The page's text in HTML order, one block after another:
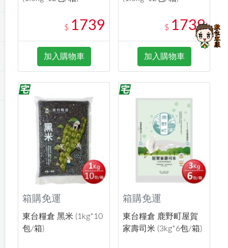
$ 1739
加入購物車
$ 1739
加入購物車
箱購免運
東台糧倉 黑米 (1kg*10
包/箱)
箱購免運
東台糧倉 鹿野町屋賀
家壽司米 (3kg*6包/箱)